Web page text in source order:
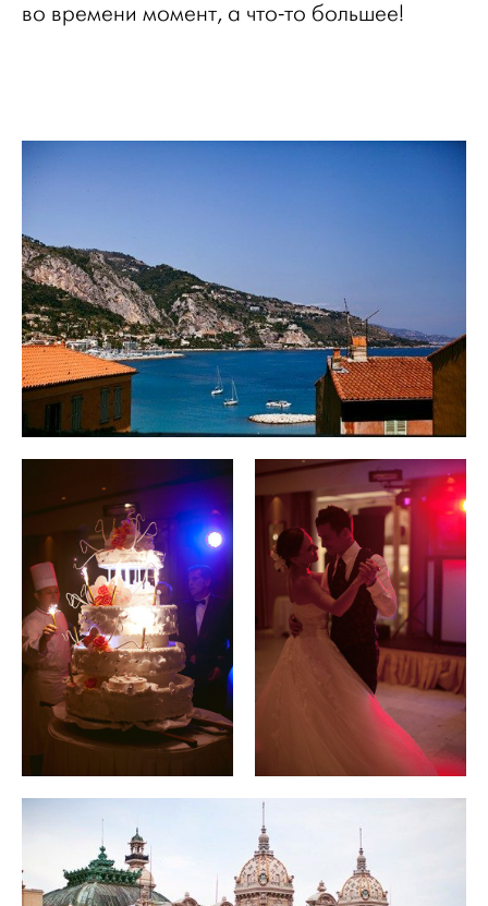
во времени момент, а что-то большее!